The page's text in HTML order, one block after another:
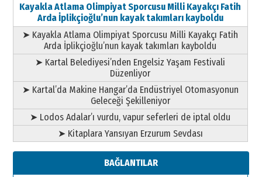
Kayakla Atlama Olimpiyat Sporcusu Milli Kayakçı Fatih
Arda İplikçioğlu’nun kayak takımları kayboldu
➤ Kayakla Atlama Olimpiyat Sporcusu Milli Kayakçı Fatih
Arda İplikçioğlu’nun kayak takımları kayboldu
➤ Kartal Belediyesi’nden Engelsiz Yaşam Festivali
Düzenliyor
➤ Kartal’da Makine Hangar’da Endüstriyel Otomasyonun
Geleceği Şekilleniyor
➤ Lodos Adalar’ı vurdu, vapur seferleri de iptal oldu
➤ Kitaplara Yansıyan Erzurum Sevdası
BAĞLANTILAR